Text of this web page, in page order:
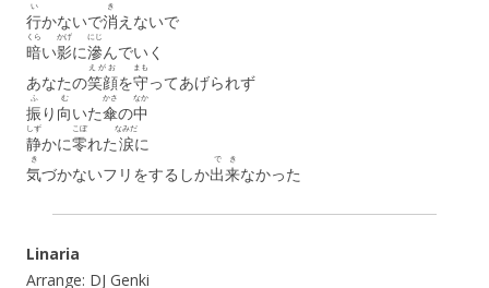
行
い
かないで消
き
えないで
暗
くら
い影
かげ
に滲
にじ
んでいく
あなたの笑顔
えがお
を守
まも
ってあげられず
振
ふ
り 向
む
いた傘
かさ
の中
なか
静
しず
かに零
こぼ
れた涙
なみだ
に
気
き
づかないフリをするしか出
で
来
き
なかった
Linaria
Arrange: DJ Genki